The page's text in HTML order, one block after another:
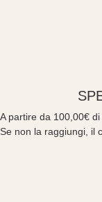
A partire da 100,00€
Se non la raggiungi, il